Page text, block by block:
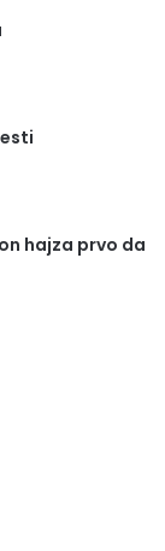
hajza prvo da